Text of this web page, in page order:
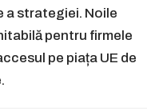
a strategiei. Noile
pentru firmele
pe piața UE de